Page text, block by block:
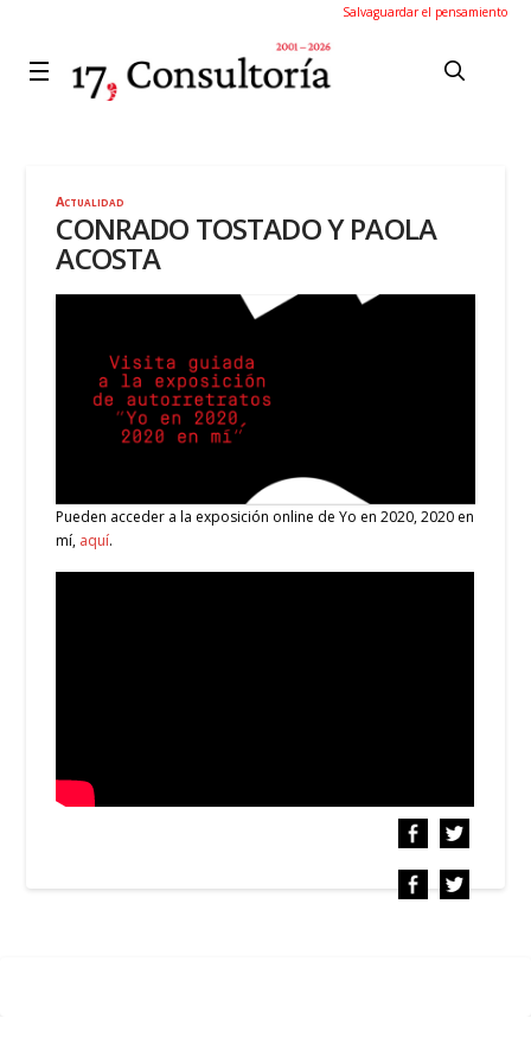
Salvaguardar el pensamiento
Actualidad
CONRADO TOSTADO Y PAOLA
ACOSTA
Pueden acceder a la exposición online de Yo en 2020, 2020 en
mí, aquí.